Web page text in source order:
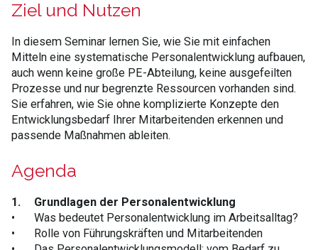
Ziel und Nutzen
In diesem Seminar lernen Sie, wie Sie mit einfachen
Mitteln eine systematische Personalentwicklung aufbauen,
auch wenn keine große PE-Abteilung, keine ausgefeilten
Prozesse und nur begrenzte Ressourcen vorhanden sind.
Sie erfahren, wie Sie ohne komplizierte Konzepte den
Entwicklungsbedarf Ihrer Mitarbeitenden erkennen und
passende Maßnahmen ableiten.
Agenda
1.
Grundlagen der Personalentwicklung
•
Was bedeutet Personalentwicklung im Arbeitsalltag?
•
Rolle von Führungskräften und Mitarbeitenden